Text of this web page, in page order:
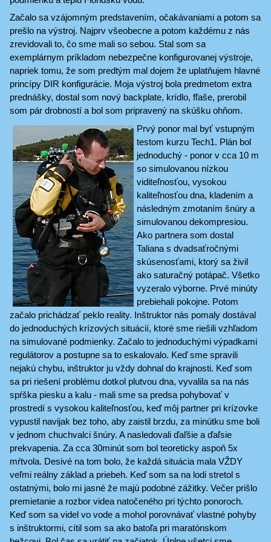
Začalo sa vzájomným predstavením, očakávaniami a potom sa
prešlo na výstroj. Najprv všeobecne a potom každému z nás
zrevidovali to, čo sme mali so sebou. Stal som sa
exemplárnym príkladom nebezpečne konfigurovanej výstroje,
napriek tomu, že som predtým mal dojem že uplatňujem hlavné
princípy DIR konfigurácie. Moja výstroj bola predmetom extra
prednášky, dostal som nový backplate, krídlo, fľaše, prerobil
som pár drobností a bol som pripravený na skúšku ohňom.
Prvý ponor mal byť vstupným
testom kurzu Tech1. Plán bol
jednoduchý - ponor v cca 10 m
so simulovanou nízkou
viditeľnosťou, vysokou
kaliteľnosťou dna, kladením a
následným zmotaním šnúry a
simulovanou dekompresiou.
Ako partnera som dostal
Taliana s dvadsaťročnými
skúsenosťami, ktorý sa živil
ako saturačný potápač. Všetko
vyzeralo výborne. Prvé minúty
prebiehali pokojne. Potom
začalo prichádzať peklo reality. Inštruktor nás pomaly dostával
do jednoduchých krízových situácií, ktoré sme riešili vzhľadom
na simulované podmienky. Začalo to jednoduchými výpadkami
regulátorov a postupne sa to eskalovalo. Keď sme spravili
nejakú chybu, inštruktor ju vždy dohnal do krajnosti. Keď som
sa pri riešení problému dotkol plutvou dna, vyvalila sa na nás
spŕška piesku a kalu - mali sme sa predsa pohybovať v
prostredí s vysokou kaliteľnosťou, keď môj partner pri krízovke
vypustil navijak bez toho, aby zaistil brzdu, za minútku sme boli
v jednom chuchvalci šnúry. A nasledovali ďaľšie a ďaľsie
prekvapenia. Za cca 30minút som bol teoreticky aspoň 5x
mŕtvola. Desivé na tom bolo, že každá situácia mala VŽDY
veľmi reálny základ a priebeh. Keď som sa na lodi stretol s
ostatnými, bolo mi jasné že majú podobné zážitky. Večer prišlo
premietanie a rozbor videa natočeného pri týchto ponoroch.
Keď som sa videl vo vode a mohol porovnávať vlastné pohyby
s inštruktormi, cítil som sa ako batoľa pri maratónskom